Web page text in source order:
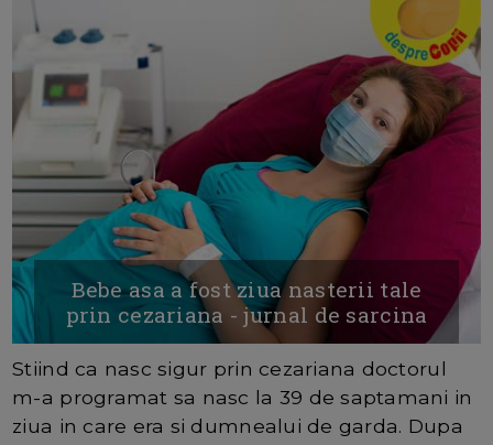
Bebe asa a fost ziua nasterii tale
prin cezariana - jurnal de sarcina
Stiind ca nasc sigur prin cezariana doctorul
m-a programat sa nasc la 39 de saptamani in
ziua in care era si dumnealui de garda. Dupa